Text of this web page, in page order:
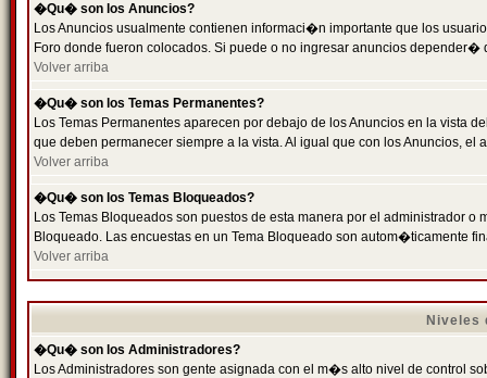
�Qu� son los Anuncios?
Los Anuncios usualmente contienen informaci�n importante que los
Foro donde fueron colocados. Si puede o no ingresar anuncios
Volver arriba
�Qu� son los Temas Permanentes?
Los Temas Permanentes aparecen por debajo de los Anuncios en la
que deben permanecer siempre a la vista. Al igual que con los Anuncios,
Volver arriba
�Qu� son los Temas Bloqueados?
Los Temas Bloqueados son puestos de esta manera por el administrador
Bloqueado. Las encuestas en un Tema Bloqueado son autom�ticamente
Volver arriba
Niveles
�Qu� son los Administradores?
Los Administradores son gente asignada con el m�s alto nivel de control